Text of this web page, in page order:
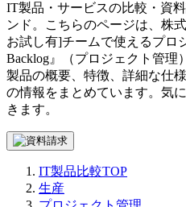
IT製品・サービスの比較・資
ンド。こちらのページは、 株
お試し有]チームで使えるプロ
Backlog 』（プロジェクト管理
製品の概要、特徴、詳細な仕
の情報をまとめています。気
きます。
IT製品比較TOP
生産